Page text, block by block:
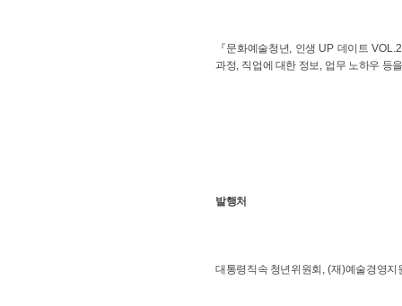
『문화예술청년, 인생 UP 데이트 VOL.2
과정, 직업에 대한 정보, 업무 노하우 등
발행처
대통령직속 청년위원회 , (재)예술경영지